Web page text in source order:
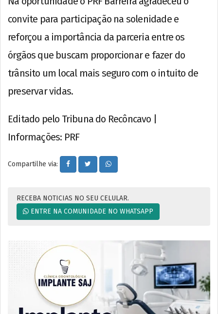
convite para participação na solenidade e
reforçou a importância da parceria entre os
órgãos que buscam proporcionar e fazer do
trânsito um local mais seguro com o intuito de
preservar vidas.
Editado pelo Tribuna do Recôncavo |
Informações: PRF
Compartilhe via:
RECEBA NOTICIAS NO SEU CELULAR.
ENTRE NA COMUNIDADE NO WHATSAPP